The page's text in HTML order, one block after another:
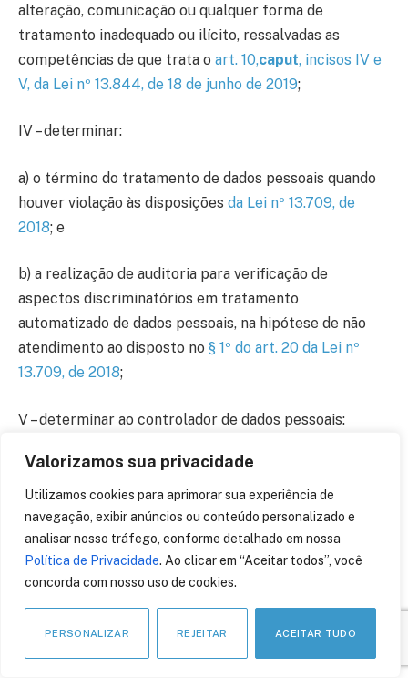
Valorizamos sua privacidade
Utilizamos cookies para aprimorar sua experiência de
navegação, exibir anúncios ou conteúdo personalizado e
analisar nosso tráfego, conforme detalhado em nossa
Política de Privacidade. Ao clicar em “Aceitar todos”, você
concorda com nosso uso de cookies.
PERSONALIZAR REJEITAR ACEITAR TUDO
alteração, comunicação ou qualquer forma de
tratamento inadequado ou ilícito, ressalvadas as
competências de que trata o art. 10,caput, incisos IV e
V, da Lei nº 13.844, de 18 de junho de 2019;
IV – determinar:
a) o término do tratamento de dados pessoais quando
houver violação às disposições da Lei nº 13.709, de
2018; e
b) a realização de auditoria para verificação de
aspectos discriminatórios em tratamento
automatizado de dados pessoais, na hipótese de não
atendimento ao disposto no § 1º do art. 20 da Lei nº
13.709, de 2018;
V – determinar ao controlador de dados pessoais:
a) a elaboração do relatório de impacto à proteção de
dados pessoais referente a suas operações de
tratamento de dados, incluídos os dados sensíveis,
observados os segredos comercial e industrial; e
b) a adoção de providências para a salvaguarda dos
direitos dos titulares, a partir da verificação da
gravidade de incidentes de segurança;